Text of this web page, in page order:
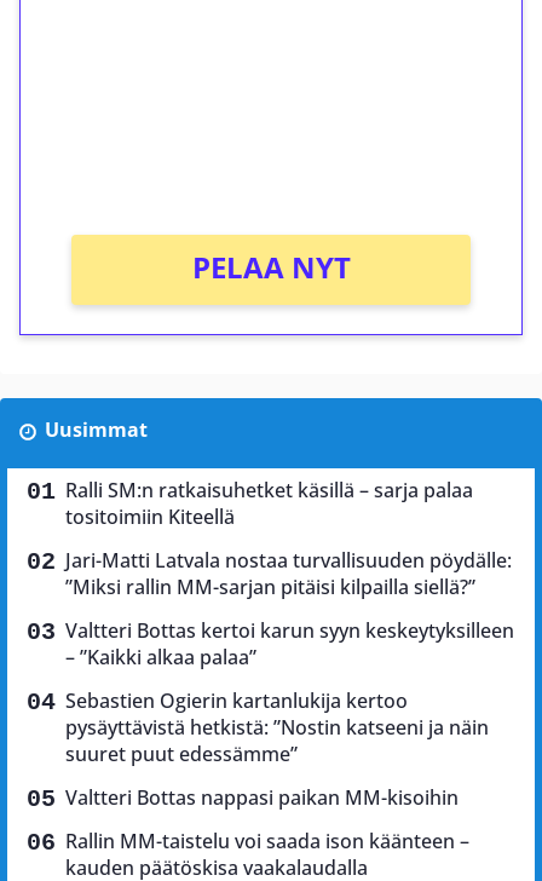
PELAA NYT
Uusimmat
Ralli SM:n ratkaisuhetket käsillä – sarja palaa
tositoimiin Kiteellä
Jari-Matti Latvala nostaa turvallisuuden pöydälle:
”Miksi rallin MM-sarjan pitäisi kilpailla siellä?”
Valtteri Bottas kertoi karun syyn keskeytyksilleen
– ”Kaikki alkaa palaa”
Sebastien Ogierin kartanlukija kertoo
pysäyttävistä hetkistä: ”Nostin katseeni ja näin
suuret puut edessämme”
Valtteri Bottas nappasi paikan MM-kisoihin
Rallin MM-taistelu voi saada ison käänteen –
kauden päätöskisa vaakalaudalla